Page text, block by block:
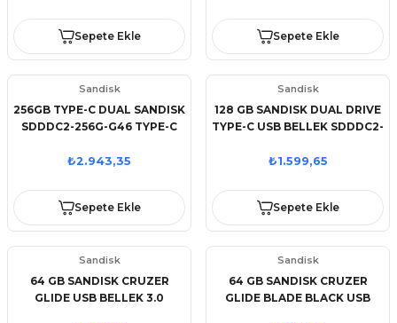
Sepete Ekle Sepete Ekle
Sandisk
256GB TYPE-C DUAL SANDISK
SDDDC2-256G-G46 TYPE-C
₺2.943,35
Sepete Ekle
Sandisk
128 GB SANDISK DUAL DRIVE
TYPE-C USB BELLEK SDDDC2-
₺1.599,65
Sepete Ekle
Sandisk
64 GB SANDISK CRUZER
GLIDE USB BELLEK 3.0
Sandisk
64 GB SANDISK CRUZER
GLIDE BLADE BLACK USB